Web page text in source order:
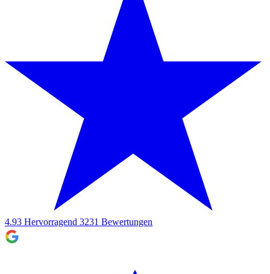
4.93 Hervorragend 3231 Bewertungen